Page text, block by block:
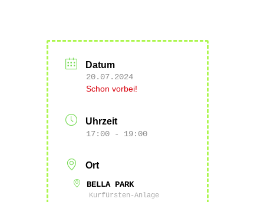
Datum
20.07.2024
Schon vorbei!
Uhrzeit
17:00 - 19:00
Ort
BELLA PARK
Kurfürsten-Anlage